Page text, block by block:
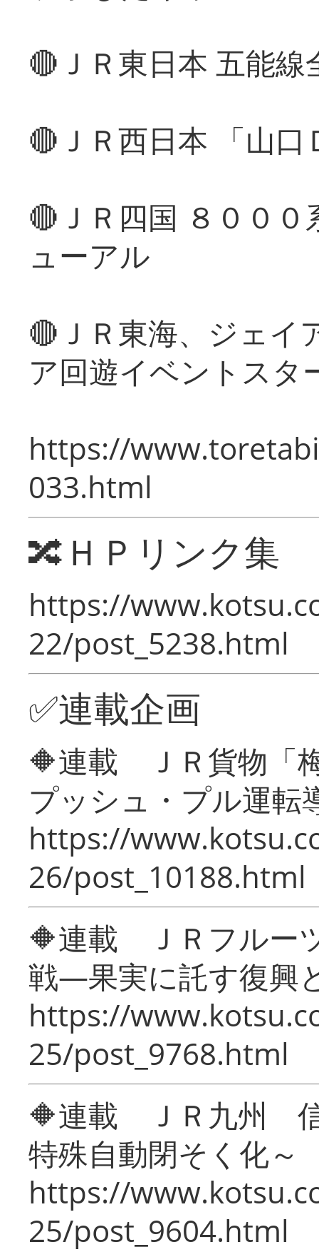
🔴ＪＲ東日本 五能
🔴ＪＲ西日本 「山
🔴ＪＲ四国 ８００
ューアル
🔴ＪＲ東海、ジェイ
ア回遊イベントスタ
https://
033.html
🔀ＨＰリンク集
https://
22/post_5238.html
✅連載企画
🔶連載 ＪＲ貨物「
プッシュ・プル運転
https://
26/post_10188.html
🔶連載 ＪＲフルー
戦―果実に託す復興
https://
25/post_9768.html
🔶連載 ＪＲ九州 信
特殊自動閉そく化～
https://
25/post_9604.html